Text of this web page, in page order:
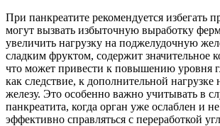
При панкреатите рекомендуется избегать
могут вызвать избыточную выработку
увеличить нагрузку на поджелудочную
сладким фруктом, содержит значительное
что может привести к повышению уровня
как следствие, к дополнительной
железу. Это особенно важно учитывать в
панкреатита, когда орган уже ослаблен и
эффективно справляться с переработкой